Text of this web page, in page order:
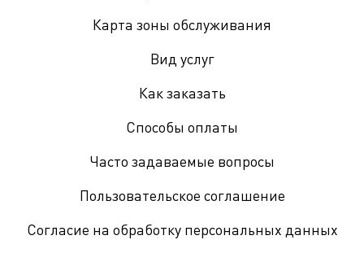
Карта зоны обслуживания
Вид услуг
Как заказать
Способы оплаты
Часто задаваемые вопросы
Пользовательское соглашение
Согласие на обработку персональных данных